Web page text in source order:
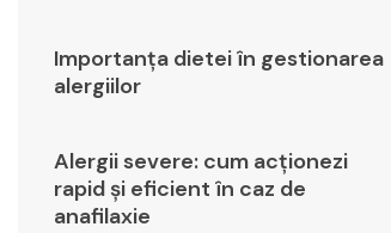
Importanța dietei în gestionarea
alergiilor
Alergii severe: cum acționezi
rapid și eficient în caz de
anafilaxie